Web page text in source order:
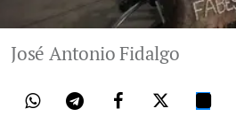
José Antonio Fidalgo